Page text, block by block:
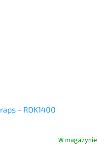
- ROK1400
W magazynie